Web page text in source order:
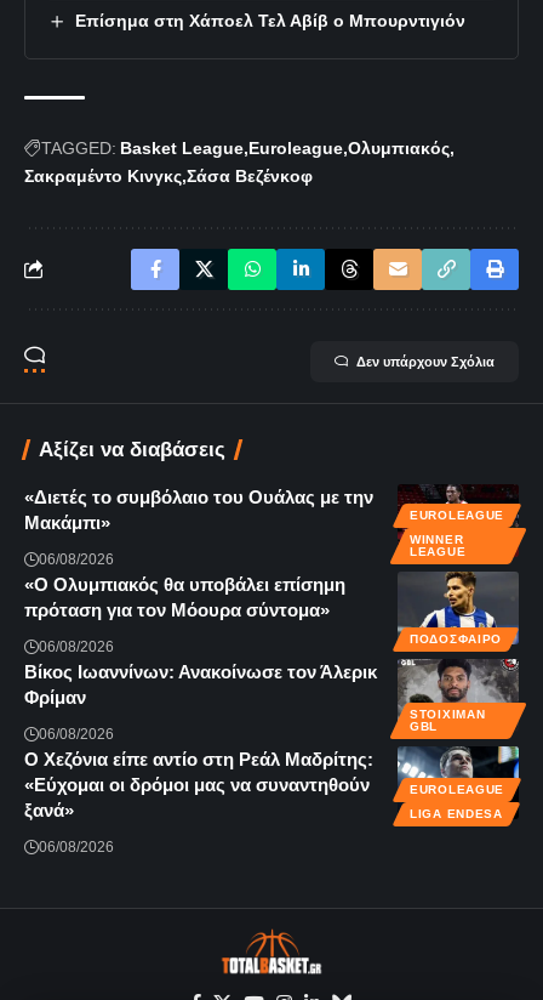
Επίσημα στη Χάποελ Τελ Αβίβ ο Μπουρντιγιόν
TAGGED: Basket League Euroleague Ολυμπιακός
Σακραμέντο Κινγκς Σάσα Βεζένκοφ
Δεν υπάρχουν Σχόλια
Αξίζει να διαβάσεις
EUROLEAGUE
WINNER
LEAGUE
«Διετές το συμβόλαιο του Ουάλας με την
Μακάμπι»
06/08/2026
ΠΟΔΟΣΦΑΙΡΟ
«Ο Ολυμπιακός θα υποβάλει επίσημη
πρόταση για τον Μόουρα σύντομα»
06/08/2026
STOIXIMAN
GBL
Βίκος Ιωαννίνων: Ανακοίνωσε τον Άλερικ
Φρίμαν
06/08/2026
EUROLEAGUE
LIGA ENDESA
Ο Χεζόνια είπε αντίο στη Ρεάλ Μαδρίτης:
«Εύχομαι οι δρόμοι μας να συναντηθούν
ξανά»
06/08/2026